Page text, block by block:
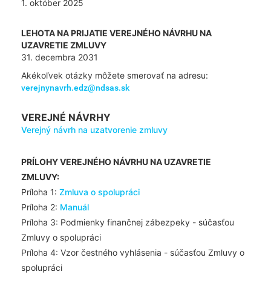
1. október 2025
LEHOTA NA PRIJATIE VEREJNÉHO NÁVRHU NA
UZAVRETIE ZMLUVY
31. decembra 2031
Akékoľvek otázky môžete smerovať na adresu:
verejnynavrh.edz@ndsas.sk
VEREJNÉ NÁVRHY
Verejný návrh na uzatvorenie zmluvy
PRÍLOHY VEREJNÉHO NÁVRHU NA UZAVRETIE
ZMLUVY:
Príloha 1: Zmluva o spolupráci
Príloha 2: Manuál
Príloha 3: Podmienky finančnej zábezpeky - súčasťou
Zmluvy o spolupráci
Príloha 4: Vzor čestného vyhlásenia - súčasťou Zmluvy o
spolupráci